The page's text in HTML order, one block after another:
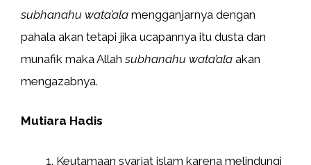
subhanahu wata’ala mengganjarnya dengan
pahala akan tetapi jika ucapannya itu dusta dan
munafik maka Allahsubhanahu wata’ala akan
mengazabnya.
Mutiara Hadis
Keutamaan syariat islam karena melindungi